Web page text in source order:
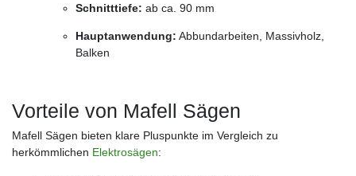
Schnitttiefe: ab ca. 90 mm
Hauptanwendung: Abbundarbeiten, Massivholz,
Balken
Vorteile von Mafell Sägen
Mafell Sägen bieten klare Pluspunkte im Vergleich zu
herkömmlichen Elektrosägen: